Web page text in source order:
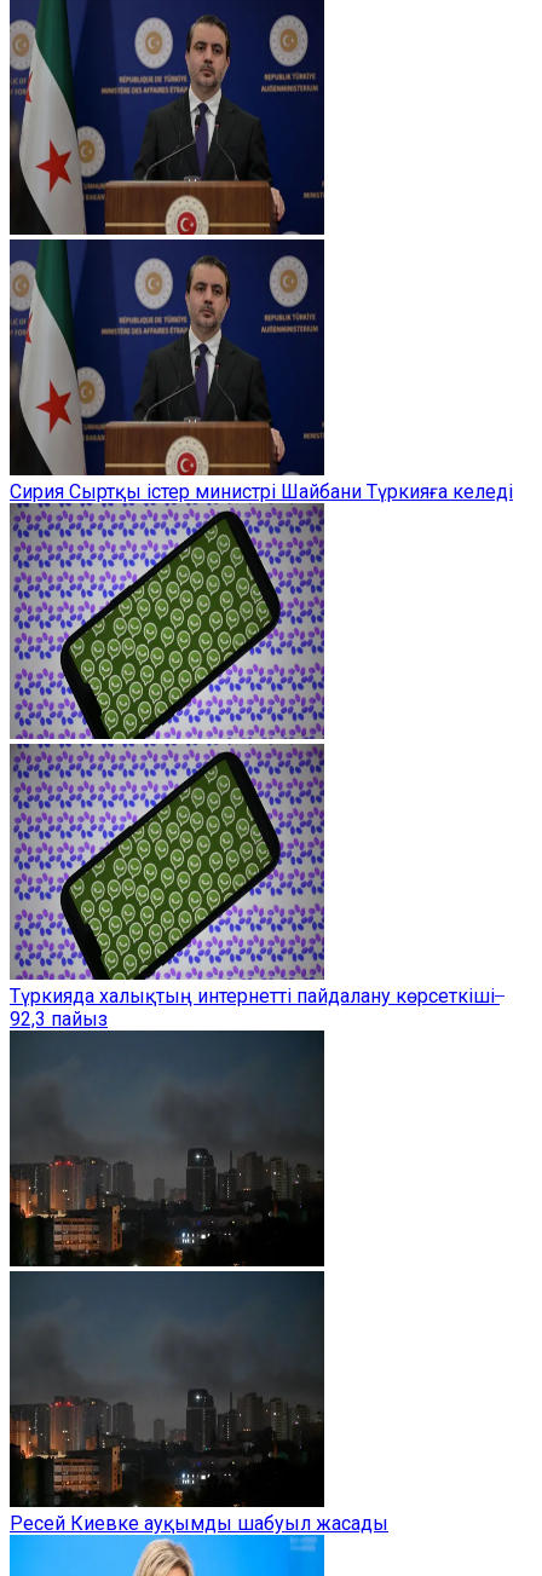
Сирия Сыртқы істер министрі Шайбани Түркияға келеді
Түркияда халықтың интернетті пайдалану көрсеткіші ̶
92,3 пайыз
Ресей Киевке ауқымды шабуыл жасады